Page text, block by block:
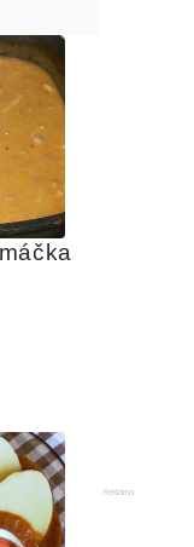
Reklama